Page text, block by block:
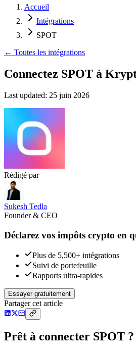
Accueil
Intégrations
SPOT
← Toutes les intégrations
Connectez SPOT à
Last updated: 25 juin 2026
Rédigé par
Sukesh Tedla
Founder & CEO
Déclarez vos impôts crypto en
Plus de 5,500+ intégrations
Suivi de portefeuille
Rapports ultra-rapides
Essayer gratuitement
Partager cet article
Prêt à connecter SPOT ?